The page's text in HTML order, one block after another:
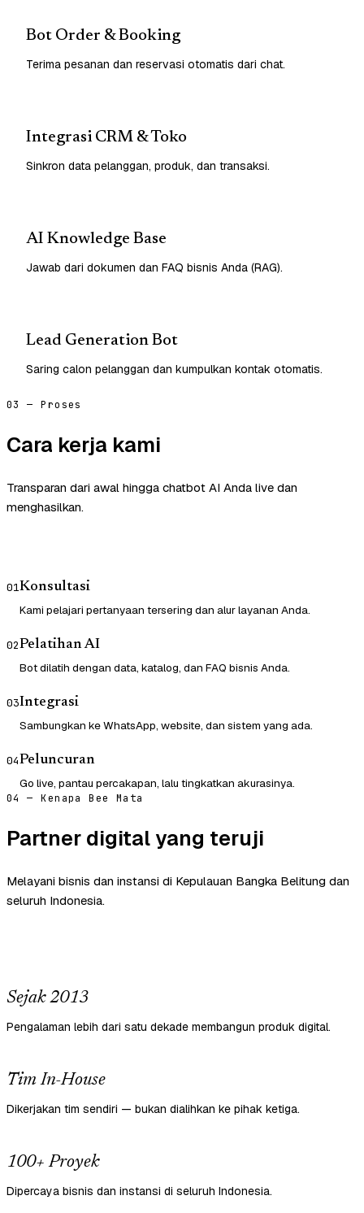
Bot Order & Booking
Terima pesanan dan reservasi otomatis dari chat.
Integrasi CRM & Toko
Sinkron data pelanggan, produk, dan transaksi.
AI Knowledge Base
Jawab dari dokumen dan FAQ bisnis Anda (RAG).
Lead Generation Bot
Saring calon pelanggan dan kumpulkan kontak otomatis.
03 — Proses
Cara kerja kami
Transparan dari awal hingga chatbot AI Anda live dan
menghasilkan.
01Konsultasi
Kami pelajari pertanyaan tersering dan alur layanan Anda.
02Pelatihan AI
Bot dilatih dengan data, katalog, dan FAQ bisnis Anda.
03Integrasi
Sambungkan ke WhatsApp, website, dan sistem yang ada.
04Peluncuran
Go live, pantau percakapan, lalu tingkatkan akurasinya.
04 — Kenapa Bee Mata
Partner digital yang teruji
Melayani bisnis dan instansi di Kepulauan Bangka Belitung dan
seluruh Indonesia.
Sejak 2013
Pengalaman lebih dari satu dekade membangun produk digital.
Tim In-House
Dikerjakan tim sendiri — bukan dialihkan ke pihak ketiga.
100+ Proyek
Dipercaya bisnis dan instansi di seluruh Indonesia.